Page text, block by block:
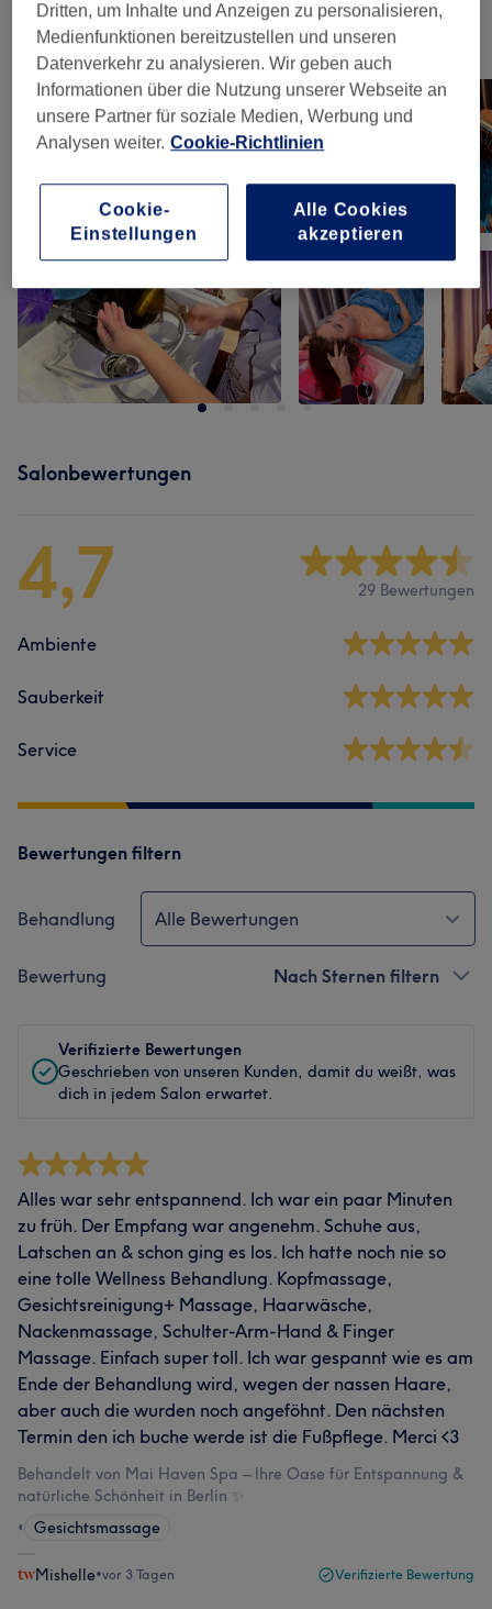
Unsere Arbeit
Bild anklicken für weitere Details
Salonbewertungen
4,7 29 Bewertungen
Ambiente
Sauberkeit
Service
Bewertungen filtern
Behandlung Alle Bewertungen
Bewertung Nach Sternen filtern
Verifizierte Bewertungen
Geschrieben von unseren Kunden, damit du weißt, was
dich in jedem Salon erwartet.
Alles war sehr entspannend. Ich war ein paar Minuten
zu früh. Der Empfang war angenehm. Schuhe aus,
Latschen an & schon ging es los. Ich hatte noch nie so
eine tolle Wellness Behandlung. Kopfmassage,
Gesichtsreinigung+ Massage, Haarwäsche,
Nackenmassage, Schulter-Arm-Hand & Finger
Massage. Einfach super toll. Ich war gespannt wie es am
Ende der Behandlung wird, wegen der nassen Haare,
aber auch die wurden noch angeföhnt. Den nächsten
Termin den ich buche werde ist die Fußpflege. Merci <3
Behandelt von Mai Haven Spa – Ihre Oase für Entspannung &
natürliche Schönheit in Berlin ✨
•
Gesichtsmassage
Mishelle•vor 3 Tagen Verifizierte Bewertung
Dritten, um Inhalte und Anzeigen zu personalisieren,
Medienfunktionen bereitzustellen und unseren
Datenverkehr zu analysieren. Wir geben auch
Informationen über die Nutzung unserer Webseite an
unsere Partner für soziale Medien, Werbung und
Analysen weiter. Cookie-Richtlinien
Cookie-
Einstellungen
Alle Cookies
akzeptieren